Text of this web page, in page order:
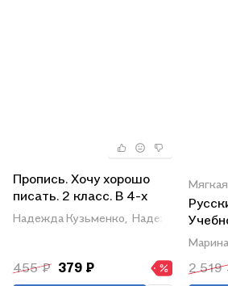
Пропись. Хочу хорошо
писать. 2 класс. В 4-х
частях. Часть 2
Надежда Кузьменко, Надежда
455 ₽ 379 ₽ 2 519